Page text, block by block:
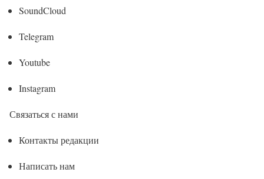
SoundCloud
Telegram
Youtube
Instagram
Связаться с нами
Контакты редакции
Написать нам